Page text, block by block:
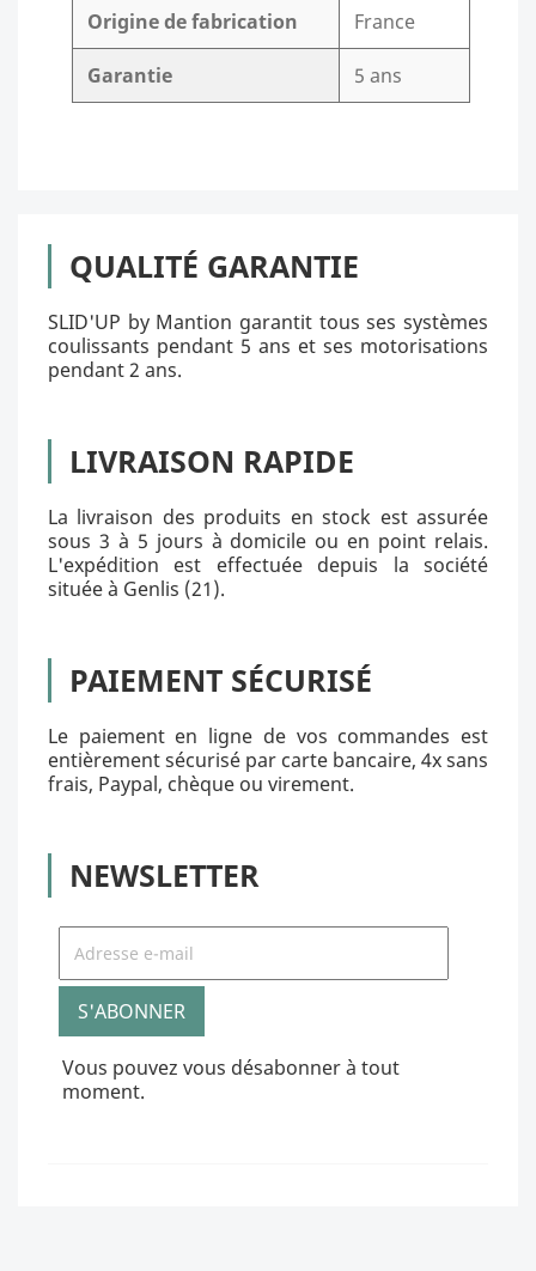
Origine de fabrication France
Garantie 5 ans
QUALITÉ GARANTIE
SLID'UP by Mantion garantit tous ses systèmes
coulissants pendant 5 ans et ses motorisations
pendant 2 ans.
LIVRAISON RAPIDE
La livraison des produits en stock est assurée
sous 3 à 5 jours à domicile ou en point relais.
L'expédition est effectuée depuis la société
située à Genlis (21).
PAIEMENT SÉCURISÉ
Le paiement en ligne de vos commandes est
entièrement sécurisé par carte bancaire, 4x sans
frais, Paypal, chèque ou virement.
NEWSLETTER
Vous pouvez vous désabonner à tout
moment.